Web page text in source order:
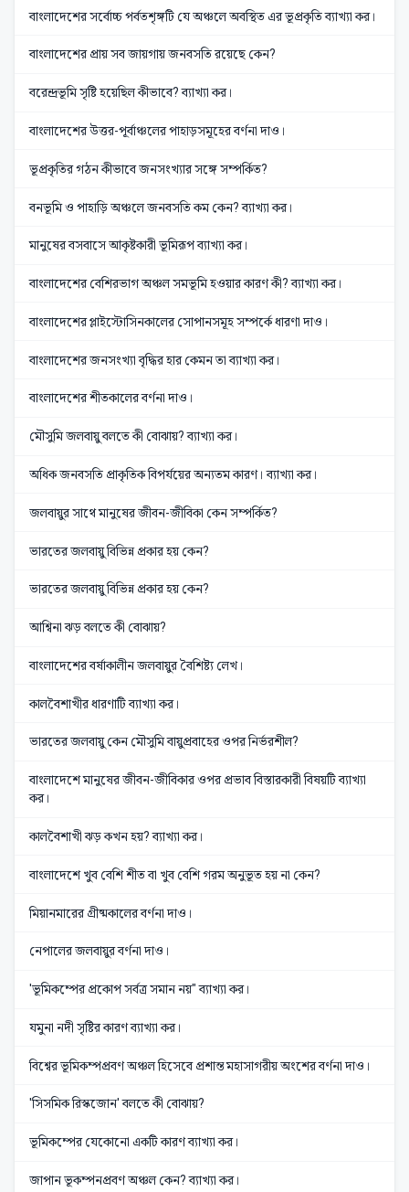
বাংলাদেশের সর্বোচ্চ পর্বতশৃঙ্গটি যে অঞ্চলে অবস্থিত এর ভূপ্রকৃতি ব্যাখ্যা কর।
বাংলাদেশের প্রায় সব জায়গায় জনবসতি রয়েছে কেন?
বরেন্দ্রভূমি সৃষ্টি হয়েছিল কীভাবে? ব্যাখ্যা কর।
বাংলাদেশের উত্তর-পূর্বাঞ্চলের পাহাড়সমূহের বর্ণনা দাও।
ভূপ্রকৃতির গঠন কীভাবে জনসংখ্যার সঙ্গে সম্পর্কিত?
বনভূমি ও পাহাড়ি অঞ্চলে জনবসতি কম কেন? ব্যাখ্যা কর।
মানুষের বসবাসে আকৃষ্টকারী ভূমিরূপ ব্যাখ্যা কর।
বাংলাদেশের বেশিরভাগ অঞ্চল সমভূমি হওয়ার কারণ কী? ব্যাখ্যা কর।
বাংলাদেশের প্লাইস্টোসিনকালের সোপানসমূহ সম্পর্কে ধারণা দাও।
বাংলাদেশের জনসংখ্যা বৃদ্ধির হার কেমন তা ব্যাখ্যা কর।
বাংলাদেশের শীতকালের বর্ণনা দাও।
মৌসুমি জলবায়ু বলতে কী বোঝায়? ব্যাখ্যা কর।
অধিক জনবসতি প্রাকৃতিক বিপর্যয়ের অন্যতম কারণ। ব্যাখ্যা কর।
জলবায়ুর সাথে মানুষের জীবন-জীবিকা কেন সম্পর্কিত?
ভারতের জলবায়ু বিভিন্ন প্রকার হয় কেন?
ভারতের জলবায়ু বিভিন্ন প্রকার হয় কেন?
আশ্বিনা ঝড় বলতে কী বোঝায়?
বাংলাদেশের বর্ষাকালীন জলবায়ুর বৈশিষ্ট্য লেখ।
কালবৈশাখীর ধারণাটি ব্যাখ্যা কর।
ভারতের জলবায়ু কেন মৌসুমি বায়ুপ্রবাহের ওপর নির্ভরশীল?
বাংলাদেশে মানুষের জীবন-জীবিকার ওপর প্রভাব বিস্তারকারী বিষয়টি ব্যাখ্যা
কর।
কালবৈশাখী ঝড় কখন হয়? ব্যাখ্যা কর।
বাংলাদেশে খুব বেশি শীত বা খুব বেশি গরম অনুভূত হয় না কেন?
মিয়ানমারের গ্রীষ্মকালের বর্ণনা দাও।
নেপালের জলবায়ুর বর্ণনা দাও।
'ভূমিকম্পের প্রকোপ সর্বত্র সমান নয়" ব্যাখ্যা কর।
যমুনা নদী সৃষ্টির কারণ ব্যাখ্যা কর।
বিশ্বের ভূমিকম্পপ্রবণ অঞ্চল হিসেবে প্রশান্ত মহাসাগরীয় অংশের বর্ণনা দাও।
'সিসমিক রিস্কজোন' বলতে কী বোঝায়?
ভূমিকম্পের যেকোনো একটি কারণ ব্যাখ্যা কর।
জাপান ভূকম্পনপ্রবণ অঞ্চল কেন? ব্যাখ্যা কর।